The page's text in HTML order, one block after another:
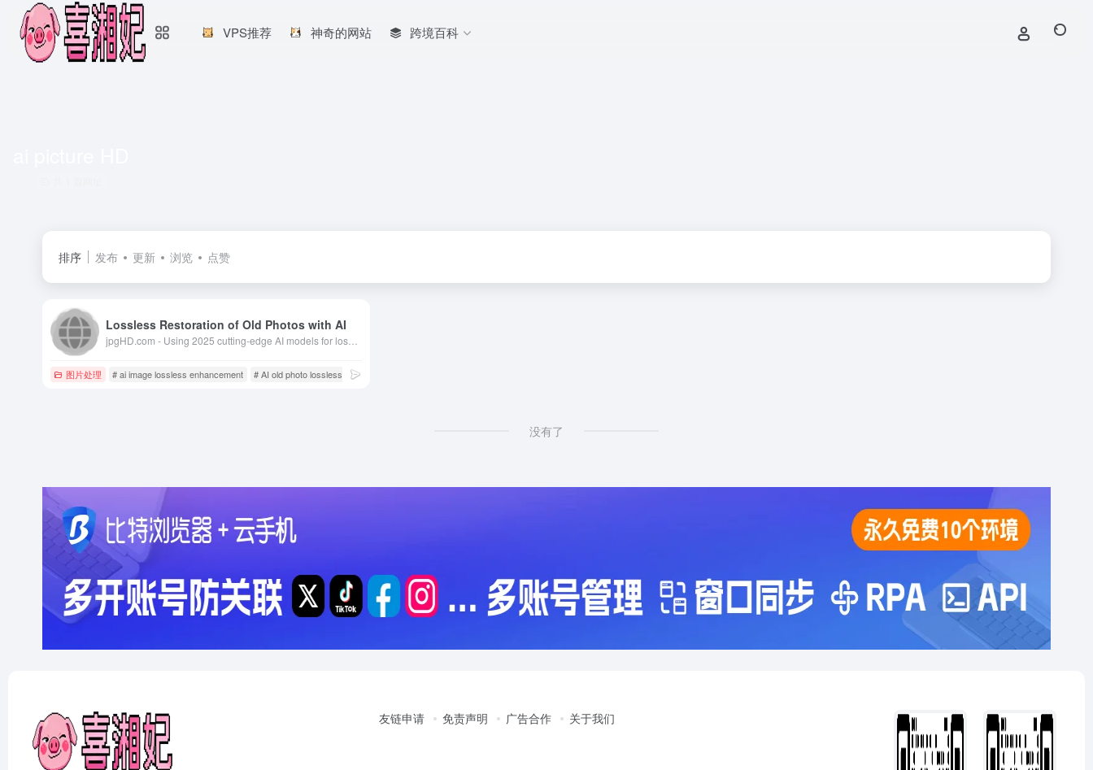
VPS推荐 神奇的网站 跨境百科
排序 发布 更新 浏览 点赞
Lossless Restoration of Old Photos with AI
图片处理 # ai image lossless enhancement # AI old photo lossless restoration
没有了
友链申请 免责声明 广告合作 关于我们